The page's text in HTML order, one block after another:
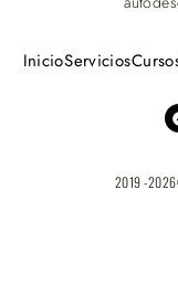
InicioServicios
2019 -2026